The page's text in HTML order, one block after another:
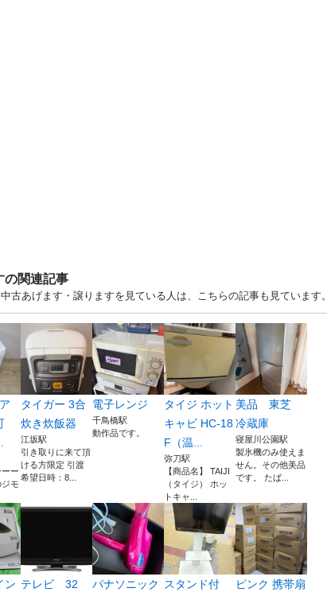
の関連記事
古あげます・譲りますを見ている人は、こちらの記事も見ています。
ー
ジモ
タイガー 3合
炊き炊飯器
江坂駅
引き取りに来て頂
ける方限定 引渡
希望日時：8...
電子レンジ
千鳥橋駅
動作品です。
タイジ ホット
キャビ HC-18
F（温...
弥刀駅
【商品名】 TAIJI
（タイジ） ホッ
トキャ...
美品 東芝
冷蔵庫
寝屋川公園駅
製氷機のみ使えま
せん。その他美品
です。 たば...
ン テレビ 32
パナソニック
スタンド付
ピンク 携帯扇